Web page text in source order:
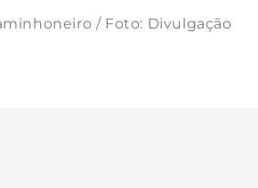
/ Foto: Divulgação